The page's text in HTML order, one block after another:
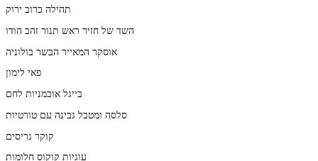
תהילה כרוב ירוק
השד של חזיר ראש תנור זהב הודו
אוסקר המאייר הבשר בולוניה
פאי לימון
בייגל אוכמניות לחם
סלסה ומטבל גבינה עם טורטיות
קוקר גריסים
עוגיות קוקוס חלומות